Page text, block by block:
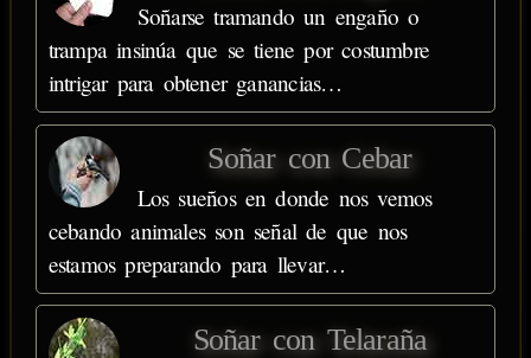
Soñarse tramando un engaño o
trampa insinúa que se tiene por costumbre
intrigar para obtener ganancias…
Soñar con Cebar
Los sueños en donde nos vemos
cebando animales son señal de que nos
estamos preparando para llevar…
Soñar con Telaraña